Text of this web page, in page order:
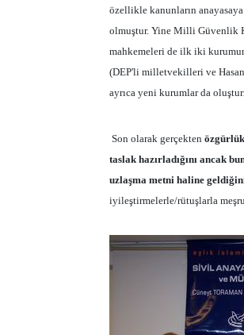
özellikle kanunların
olmuştur. Yine Milli Güvenlik
mahkemeleri de ilk iki
(DEP'li milletvekilleri ve Hasan
ayrıca yeni kurumlar da
Son olarak gerçekten
taslak hazırladığını ancak
uzlaşma metni haline
iyileştirmelerle/rütuşlarla